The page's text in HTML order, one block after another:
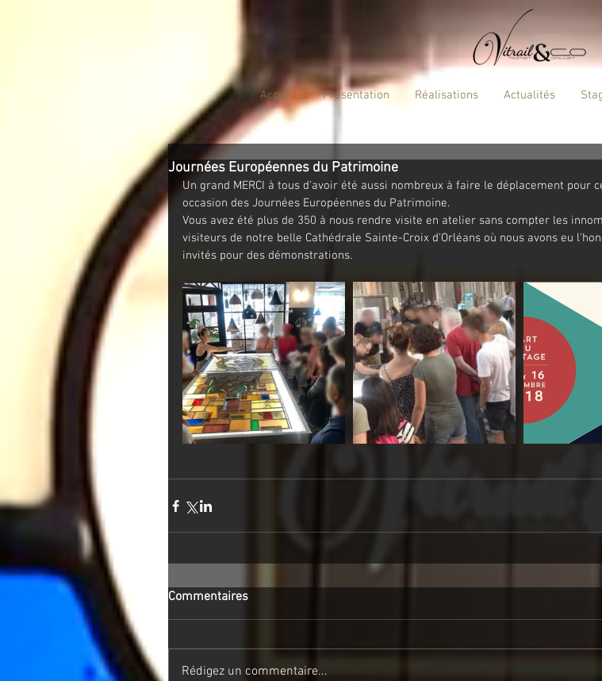
Accueil Présentation Réalisations Actualités
Journées Européennes du Patrimoine
Un grand MERCI à tous d'avoir été aussi nombreux à faire le déplacement pour
occasion des Journées Européennes du Patrimoine.
Vous avez été plus de 350 à nous rendre visite en atelier sans compter les
visiteurs de notre belle Cathédrale Sainte-Croix d'Orléans où nous avons eu
invités pour des démonstrations.
Commentaires
Rédigez un commentaire...